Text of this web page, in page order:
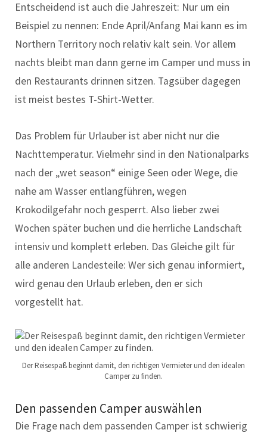
Entscheidend ist auch die Jahreszeit: Nur um ein
Beispiel zu nennen: Ende April/Anfang Mai kann es im
Northern Territory noch relativ kalt sein. Vor allem
nachts bleibt man dann gerne im Camper und muss in
den Restaurants drinnen sitzen. Tagsüber dagegen
ist meist bestes T-Shirt-Wetter.
Das Problem für Urlauber ist aber nicht nur die
Nachttemperatur. Vielmehr sind in den Nationalparks
nach der „wet season“ einige Seen oder Wege, die
nahe am Wasser entlangführen, wegen
Krokodilgefahr noch gesperrt. Also lieber zwei
Wochen später buchen und die herrliche Landschaft
intensiv und komplett erleben. Das Gleiche gilt für
alle anderen Landesteile: Wer sich genau informiert,
wird genau den Urlaub erleben, den er sich
vorgestellt hat.
Der Reisespaß beginnt damit, den richtigen Vermieter und den idealen
Camper zu finden.
Den passenden Camper auswählen
Die Frage nach dem passenden Camper ist schwierig